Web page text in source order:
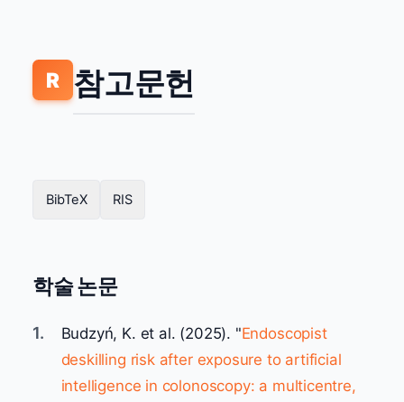
R 참고문헌
BibTeX RIS
학술 논문
1. Budzyń, K. et al. (2025). "Endoscopist
deskilling risk after exposure to artificial
intelligence in colonoscopy: a multicentre,